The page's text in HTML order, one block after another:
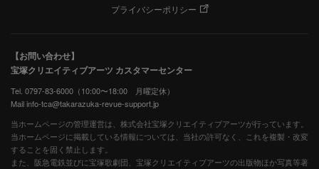
プライバシーポリシー
【お問い合わせ】
宝塚クリエイティブアーツ カスタマーセンター
Tel. 0797-83-6000（10:00〜18:00 月曜定休）
Mail info-tca@takarazuka-revue-support.jp
当ホームページの管理運営は、株式会社宝塚クリエイティブアーツが行っています。
当ホームページに掲載している情報については、当社の許可なく、これを複製・改変
することを固く禁止します。
また、阪急電鉄並びに宝塚歌劇団、宝塚クリエイティブアーツの出版物ほか写真等著